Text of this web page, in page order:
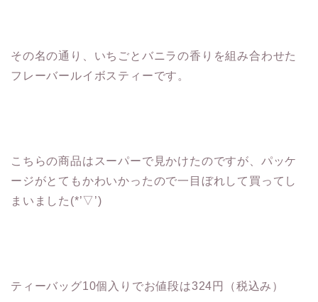
その名の通り、いちごとバニラの香りを組み合わせた
フレーバールイボスティーです。
こちらの商品はスーパーで見かけたのですが、パッケ
ージがとてもかわいかったので一目ぼれして買ってし
まいました(*’▽’)
ティーバッグ10個入りでお値段は324円（税込み）